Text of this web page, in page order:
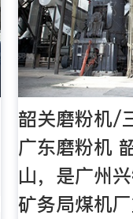
韶关磨粉机/
广东磨粉机
山，是广州
矿务局煤机